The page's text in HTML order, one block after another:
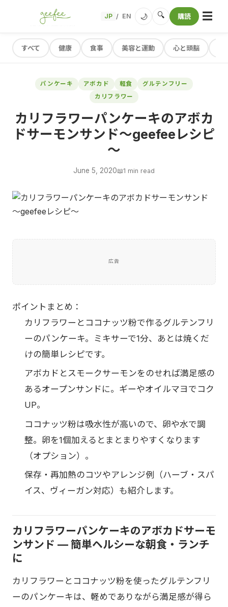
JP / EN 🌙 🔍 購読 ☰
すべて 健康 食事 美容と運動 心と頭脳
パンケーキ アボカド 軽食
グルテンフリー
カリフラワー
カリフラワーパンケーキのアボカ
ドサーモンサンド～geefeeレシピ
～
June 5, 2020📖1 min read
広告
ポイントまとめ：
カリフラワーとココナッツ粉で作るグルテンフリ
ーのパンケーキ。ミキサーで1分、あとは焼くだ
けの簡単レシピです。
アボカドとスモークサーモンをのせれば満足感の
あるオープンサンドに。ギーやオイルマヨでコク
UP。
ココナッツ粉は吸水性が高いので、卵や水で調
整。卵を1個加えるとまとまりやすくなります
（オプション）。
保存・再加熱のコツやアレンジ例（ハーブ・スパ
イス、ヴィーガン対応）も紹介します。
カリフラワーパンケーキのアボカドサーモ
ンサンド — 簡単ヘルシーな朝食・ランチ
に
カリフラワーとココナッツ粉を使ったグルテンフリ
ーのパンケーキは、軽めでありながら満足感が得ら